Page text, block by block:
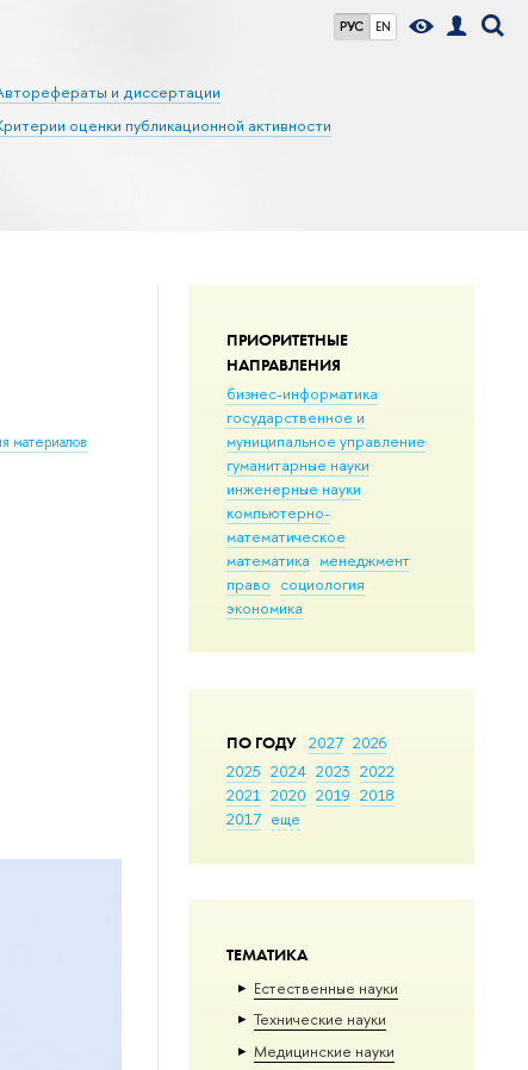
РУС EN
и диссертации
оценки публикационной активности
ПРИОРИТЕТНЫЕ
НАПРАВЛЕНИЯ
бизнес-информатика
государственное и
муниципальное управление
гуманитарные науки
инженерные науки
компьютерно-
математическое
математика менеджмент
право социология
экономика
ПО ГОДУ 2027 2026
2025 2024 2023 2022
2021 2020 2019 2018
2017 еще
ТЕМАТИКА
Естественные науки
Тех­ничес­кие науки
Медицинские науки
материалов